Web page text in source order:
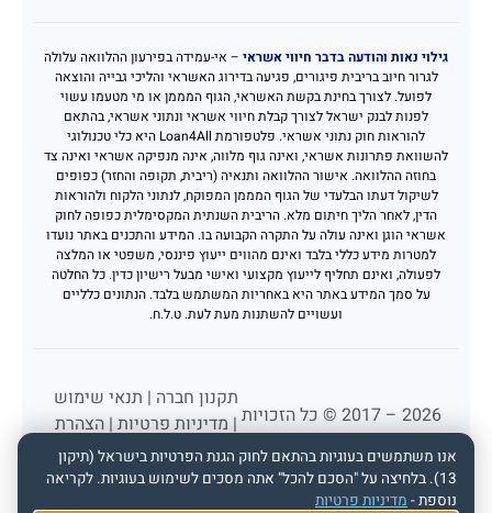
גילוי נאות והודעה בדבר חיווי אשראי – אי-עמידה בפירעון ההלוואה עלולה
לגרור חיוב בריבית פיגורים, פגיעה בדירוג האשראי והליכי גבייה והוצאה
לפועל. לצורך בחינת בקשת האשראי, הגוף המממן או מי מטעמו עשוי
לפנות לבנק ישראל לצורך קבלת חיווי אשראי ונתוני אשראי, בהתאם
להוראות חוק נתוני אשראי. פלטפורמת Loan4All היא כלי טכנולוגי
להשוואת פתרונות אשראי, ואינה גוף מלווה, אינה מנפיקה אשראי ואינה צד
בחוזה ההלוואה. אישור ההלוואה ותנאיה (ריבית, תקופה והחזר) כפופים
לשיקול דעתו הבלעדי של הגוף המממן המפוקח, לנתוני הלקוח ולהוראות
הדין, לאחר הליך חיתום מלא. הריבית השנתית המקסימלית כפופה לחוק
אשראי הוגן ואינה עולה על התקרה הקבועה בו. המידע והתכנים באתר נועדו
למטרות מידע כללי בלבד ואינם מהווים ייעוץ פיננסי, משפטי או המלצה
לפעולה, ואינם תחליף לייעוץ מקצועי ואישי מבעל רישיון כדין. כל החלטה
על סמך המידע באתר היא באחריות המשתמש בלבד. הנתונים כלליים
ועשויים להשתנות מעת לעת. ט.ל.ח.
2026 – 2017 © כל הזכויות
שמורות לפורטל הלוואות
loan4all
תקנון חברה | תנאי שימוש
| מדיניות פרטיות |הצהרת
נגישות
אנו משתמשים בעוגיות בהתאם לחוק הגנת הפרטיות בישראל (תיקון
13). בלחיצה על "הסכם להכל" אתה מסכים לשימוש בעוגיות. לקריאה
נוספת -מדיניות פרטיות